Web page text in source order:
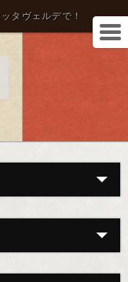
タヴェルデで！